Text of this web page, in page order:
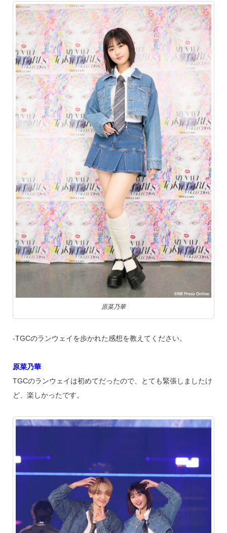
原菜乃華
‐TGCのランウェイを歩かれた感想を教えてください。
原菜乃華
TGCのランウェイは初めてだったので、とても緊張しましたけ
ど、楽しかったです。